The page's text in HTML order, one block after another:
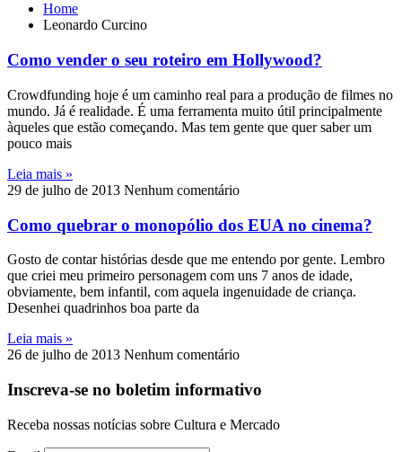
Home
Leonardo Curcino
Como vender o seu roteiro em Hollywood?
Crowdfunding hoje é um caminho real para a produção de filmes no
mundo. Já é realidade. É uma ferramenta muito útil principalmente
àqueles que estão começando. Mas tem gente que quer saber um
pouco mais
Leia mais »
29 de julho de 2013 Nenhum comentário
Como quebrar o monopólio dos EUA no cinema?
Gosto de contar histórias desde que me entendo por gente. Lembro
que criei meu primeiro personagem com uns 7 anos de idade,
obviamente, bem infantil, com aquela ingenuidade de criança.
Desenhei quadrinhos boa parte da
Leia mais »
26 de julho de 2013 Nenhum comentário
Inscreva-se no boletim informativo
Receba nossas notícias sobre Cultura e Mercado